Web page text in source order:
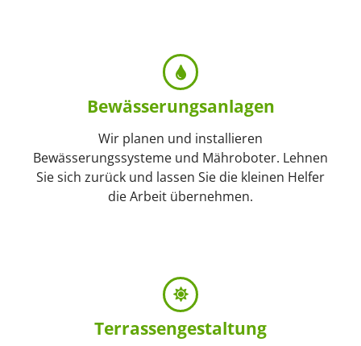
Bewässerungs­anlagen
Wir planen und installieren
Bewässerungssysteme und Mähroboter. Lehnen
Sie sich zurück und lassen Sie die kleinen Helfer
die Arbeit übernehmen.
Terrassen­gestaltung